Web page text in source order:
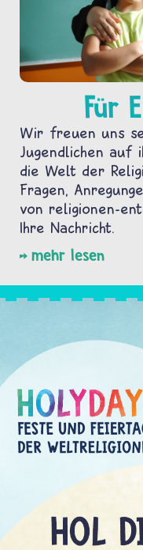
Für
Wir freuen uns
Jugendlichen auf
die Welt der
Fragen,
von religionen-
Ihre Nachricht.
mehr lesen